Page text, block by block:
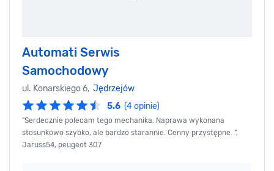
Automati Serwis
Samochodowy
ul. Konarskiego 6, Jędrzejów
5.6 (4 opinie)
"Serdecznie polecam tego mechanika. Naprawa wykonana
stosunkowo szybko, ale bardzo starannie. Cenny przystępne. ",
Jaruss54, peugeot 307